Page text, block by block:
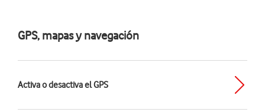
GPS, mapas y navegación
Activa o desactiva el GPS